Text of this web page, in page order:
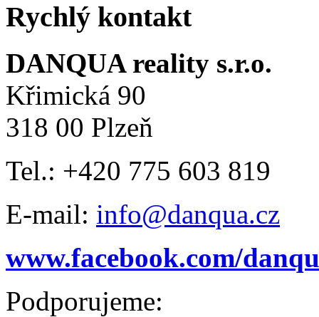
Rychlý kontakt
DANQUA reality s.r.o.
Křimická 90
318 00 Plzeň
Tel.: +420 775 603 819
E-mail: info@danqua.cz
www.facebook.com/
Podporujeme: